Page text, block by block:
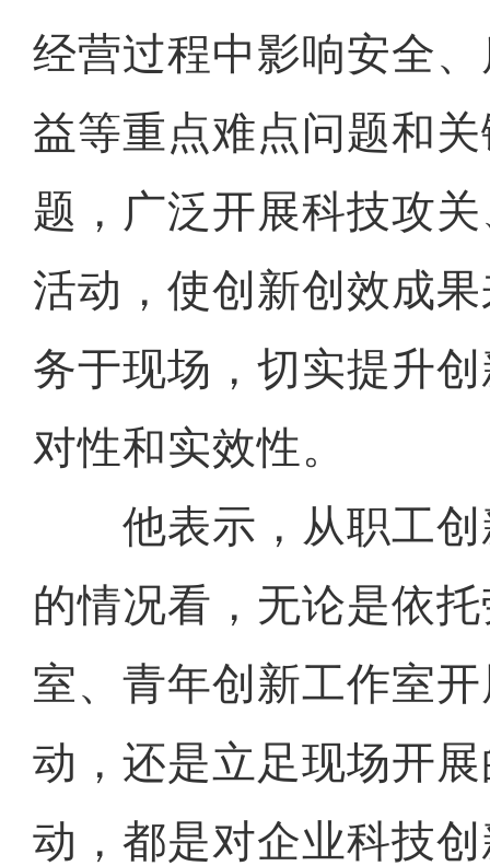
经营过程中影响安全
益等重点难点问题和
题，广泛开展科技攻关
活动，使创新创效成
务于现场，切实提升
对性和实效性。
他表示，从职工创
的情况看，无论是依
室、青年创新工作室
动，还是立足现场开展
动，都是对企业科技